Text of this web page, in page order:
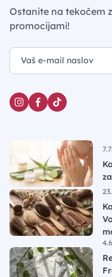
Ostanite na tekočem
promocijami!